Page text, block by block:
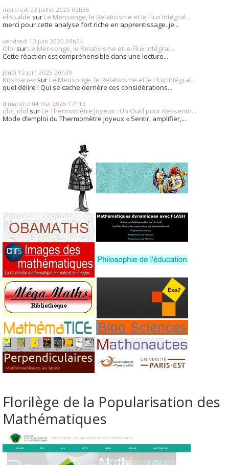
mercredi 23 juillet 2025 02h36
elissalde sur Le Mensonge, le Relativisme et le Flux Intégral...
merci pour cette analyse fort riche en apprentissage. je...
vendredi 13 juin 2025 09h34
Olol sur Le Mensonge, le Relativisme et le Flux Intégral...
Cette réaction est compréhensible dans une lecture...
jeudi 12 juin 2025 20h39
Kosmanek sur Le Mensonge, le Relativisme et le Flux Intégral...
quel délire ! Qui se cache derrière ces considérations...
dimanche 04 mai 2025 17h15
olol_olol sur Le Thermomètre Joyeux : Un Outil pour Ressentir...
Mode d’emploi du Thermomètre joyeux « Sentir, amplifier,...
Florilège de la Popularisation des
Mathématiques